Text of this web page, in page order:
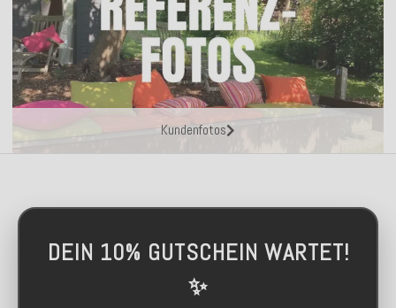
Kundenfotos
DEIN 10% GUTSCHEIN WARTET!
✨